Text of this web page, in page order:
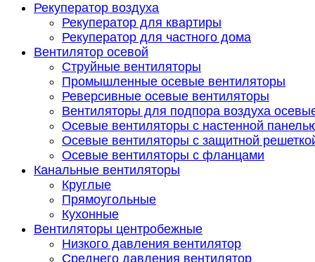
Рекуператор воздуха
Рекуператор для квартиры
Рекуператор для частного дома
Вентилятор осевой
Струйные вентиляторы
Промышленные осевые вентиляторы
Реверсивные осевые вентиляторы
Вентиляторы для подпора воздуха
Осевые вентиляторы с настенной
Осевые вентиляторы с защитной
Осевые вентиляторы с фланцами
Канальные вентиляторы
Круглые
Прямоугольные
Кухонные
Вентиляторы центробежные
Низкого давления вентилятор
Среднего давления вентилятор